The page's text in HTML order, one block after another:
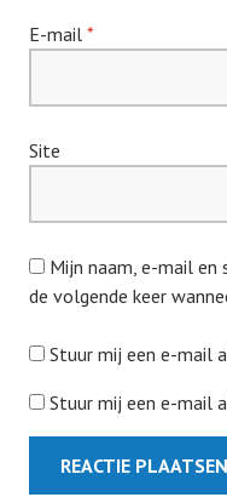
E-mail *
Site
Mijn naam, e-mail en
de volgende keer
Stuur mij een e-mail
Stuur mij een e-mail